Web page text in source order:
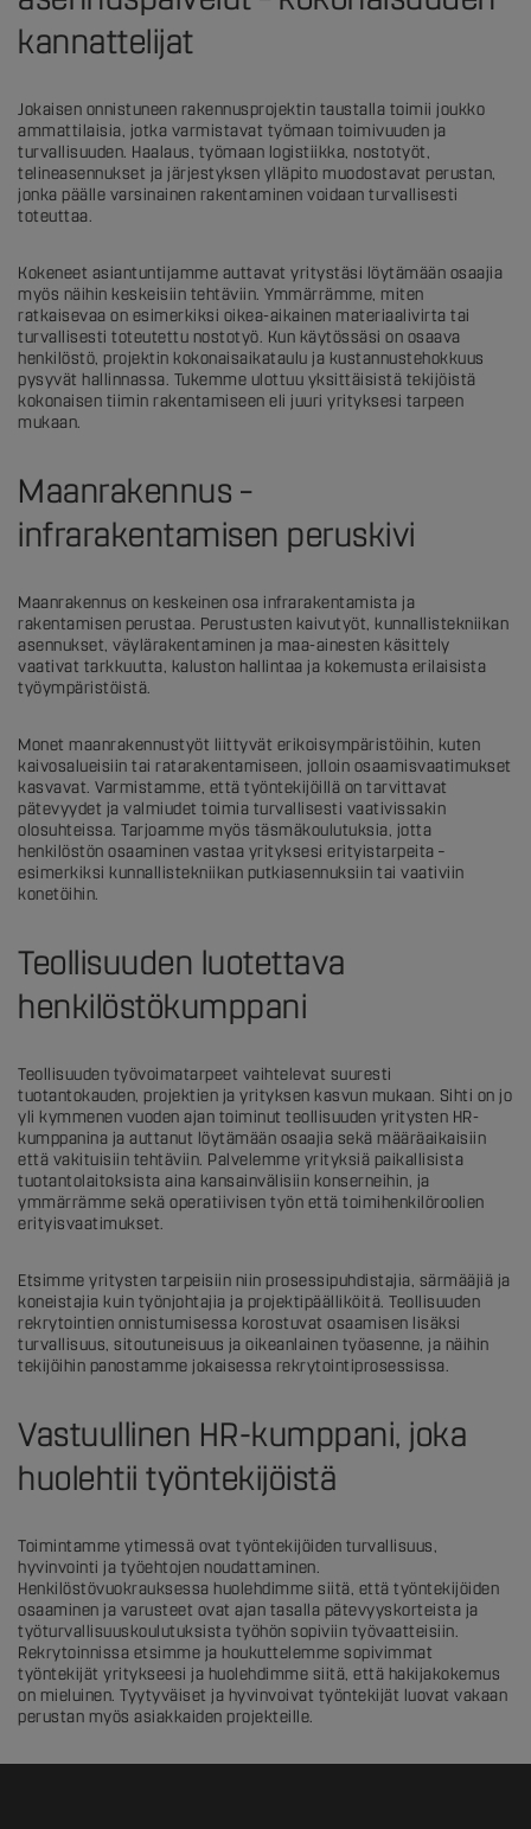
kannattelijat
Jokaisen onnistuneen rakennusprojektin taustalla toimii joukko
ammattilaisia, jotka varmistavat työmaan toimivuuden ja
turvallisuuden. Haalaus, työmaan logistiikka, nostotyöt,
telineasennukset ja järjestyksen ylläpito muodostavat perustan,
jonka päälle varsinainen rakentaminen voidaan turvallisesti
toteuttaa.
Kokeneet asiantuntijamme auttavat yritystäsi löytämään osaajia
myös näihin keskeisiin tehtäviin. Ymmärrämme, miten
ratkaisevaa on esimerkiksi oikea-aikainen materiaalivirta tai
turvallisesti toteutettu nostotyö. Kun käytössäsi on osaava
henkilöstö, projektin kokonaisaikataulu ja kustannustehokkuus
pysyvät hallinnassa. Tukemme ulottuu yksittäisistä tekijöistä
kokonaisen tiimin rakentamiseen eli juuri yrityksesi tarpeen
mukaan.
Maanrakennus –
infrarakentamisen peruskivi
Maanrakennus on keskeinen osa infrarakentamista ja
rakentamisen perustaa. Perustusten kaivutyöt, kunnallistekniikan
asennukset, väylärakentaminen ja maa-ainesten käsittely
vaativat tarkkuutta, kaluston hallintaa ja kokemusta erilaisista
työympäristöistä.
Monet maanrakennustyöt liittyvät erikoisympäristöihin, kuten
kaivosalueisiin tai ratarakentamiseen, jolloin osaamisvaatimukset
kasvavat. Varmistamme, että työntekijöillä on tarvittavat
pätevyydet ja valmiudet toimia turvallisesti vaativissakin
olosuhteissa. Tarjoamme myös täsmäkoulutuksia, jotta
henkilöstön osaaminen vastaa yrityksesi erityistarpeita –
esimerkiksi kunnallistekniikan putkiasennuksiin tai vaativiin
konetöihin.
Teollisuuden luotettava
henkilöstökumppani
Teollisuuden työvoimatarpeet vaihtelevat suuresti
tuotantokauden, projektien ja yrityksen kasvun mukaan. Sihti on jo
yli kymmenen vuoden ajan toiminut teollisuuden yritysten HR-
kumppanina ja auttanut löytämään osaajia sekä määräaikaisiin
että vakituisiin tehtäviin. Palvelemme yrityksiä paikallisista
tuotantolaitoksista aina kansainvälisiin konserneihin, ja
ymmärrämme sekä operatiivisen työn että toimihenkilöroolien
erityisvaatimukset.
Etsimme yritysten tarpeisiin niin prosessipuhdistajia, särmääjiä ja
koneistajia kuin työnjohtajia ja projektipäälliköitä. Teollisuuden
rekrytointien onnistumisessa korostuvat osaamisen lisäksi
turvallisuus, sitoutuneisuus ja oikeanlainen työasenne, ja näihin
tekijöihin panostamme jokaisessa rekrytointiprosessissa.
Vastuullinen HR-kumppani, joka
huolehtii työntekijöistä
Toimintamme ytimessä ovat työntekijöiden turvallisuus,
hyvinvointi ja työehtojen noudattaminen.
Henkilöstövuokrauksessa huolehdimme siitä, että työntekijöiden
osaaminen ja varusteet ovat ajan tasalla pätevyyskorteista ja
työturvallisuuskoulutuksista työhön sopiviin työvaatteisiin.
Rekrytoinnissa etsimme ja houkuttelemme sopivimmat
työntekijät yritykseesi ja huolehdimme siitä, että hakijakokemus
on mieluinen. Tyytyväiset ja hyvinvoivat työntekijät luovat vakaan
perustan myös asiakkaiden projekteille.